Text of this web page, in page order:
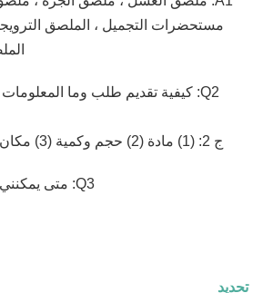
ج 2: (1) مادة (2) حجم وكمية (3) مكان مطبق (4) تنسيق فني
Q3: متى يمكنني الحصول على السعر؟
تحديد